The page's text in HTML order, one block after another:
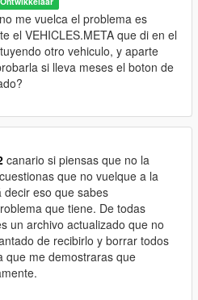
me vuelca el problema es
el VEHICLES.META que di en el
otro vehiculo, y aparte
si lleva meses el boton de
canario si piensas que no la
que no vuelque a la
eso que sabes
que tiene. De todas
un archivo actualizado que no
de recibirlo y borrar todos
que me demostraras que